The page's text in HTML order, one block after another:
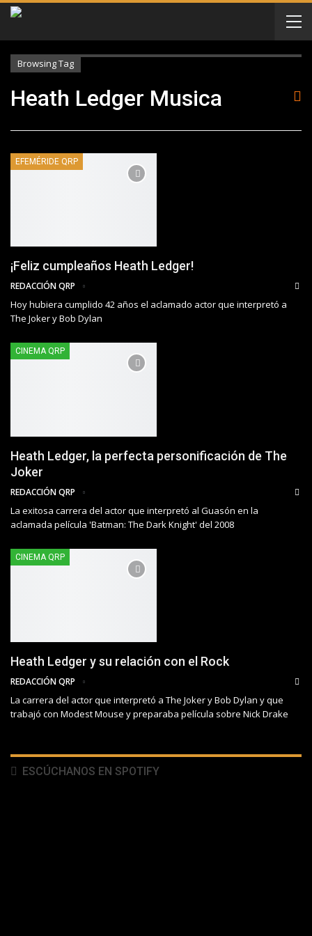
Browsing Tag
Heath Ledger Musica
EFEMÉRIDE QRP
¡Feliz cumpleaños Heath Ledger!
REDACCIÓN QRP
Hoy hubiera cumplido 42 años el aclamado actor que interpretó a
The Joker y Bob Dylan
CINEMA QRP
Heath Ledger, la perfecta personificación de The
Joker
REDACCIÓN QRP
La exitosa carrera del actor que interpretó al Guasón en la
aclamada película 'Batman: The Dark Knight' del 2008
CINEMA QRP
Heath Ledger y su relación con el Rock
REDACCIÓN QRP
La carrera del actor que interpretó a The Joker y Bob Dylan y que
trabajó con Modest Mouse y preparaba película sobre Nick Drake
ESCÚCHANOS EN SPOTIFY